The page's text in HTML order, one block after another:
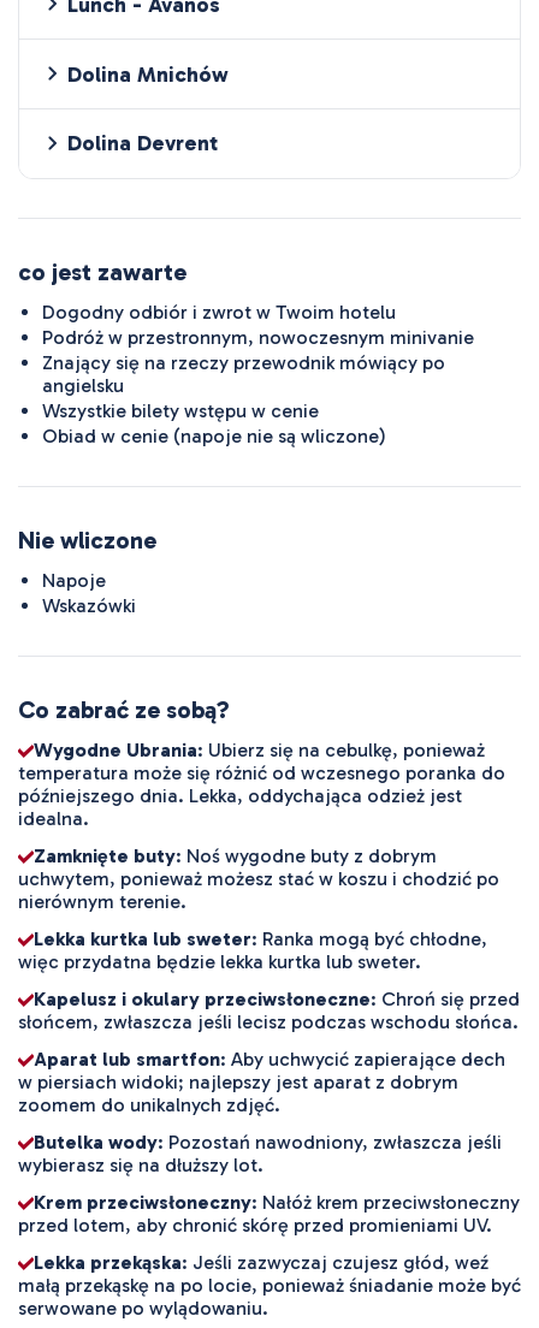
Dolina Mnichów
Dolina Devrent
co jest zawarte
Dogodny odbiór i zwrot w Twoim hotelu
Podróż w przestronnym, nowoczesnym minivanie
Znający się na rzeczy przewodnik mówiący po
angielsku
Wszystkie bilety wstępu w cenie
Obiad w cenie (napoje nie są wliczone)
Nie wliczone
Napoje
Wskazówki
Co zabrać ze sobą?
Wygodne Ubrania: Ubierz się na cebulkę, ponieważ
temperatura może się różnić od wczesnego poranka do
późniejszego dnia. Lekka, oddychająca odzież jest
idealna.
Zamknięte buty: Noś wygodne buty z dobrym
uchwytem, ponieważ możesz stać w koszu i chodzić po
nierównym terenie.
Lekka kurtka lub sweter: Ranka mogą być chłodne,
więc przydatna będzie lekka kurtka lub sweter.
Kapelusz i okulary przeciwsłoneczne: Chroń się przed
słońcem, zwłaszcza jeśli lecisz podczas wschodu słońca.
Aparat lub smartfon: Aby uchwycić zapierające dech
w piersiach widoki; najlepszy jest aparat z dobrym
zoomem do unikalnych zdjęć.
Butelka wody: Pozostań nawodniony, zwłaszcza jeśli
wybierasz się na dłuższy lot.
Krem przeciwsłoneczny: Nałóż krem przeciwsłoneczny
przed lotem, aby chronić skórę przed promieniami UV.
Lekka przekąska: Jeśli zazwyczaj czujesz głód, weź
małą przekąskę na po locie, ponieważ śniadanie może być
serwowane po wylądowaniu.